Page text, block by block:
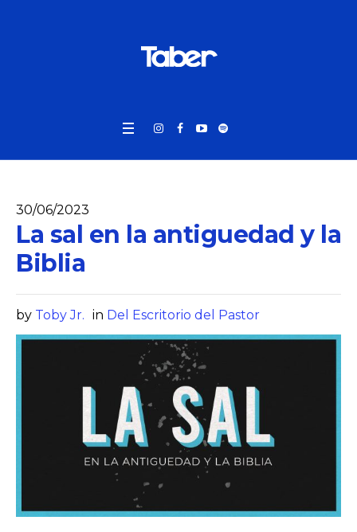
30/06/2023
La sal en la antiguedad y la
Biblia
by Toby Jr. in Del Escritorio del Pastor